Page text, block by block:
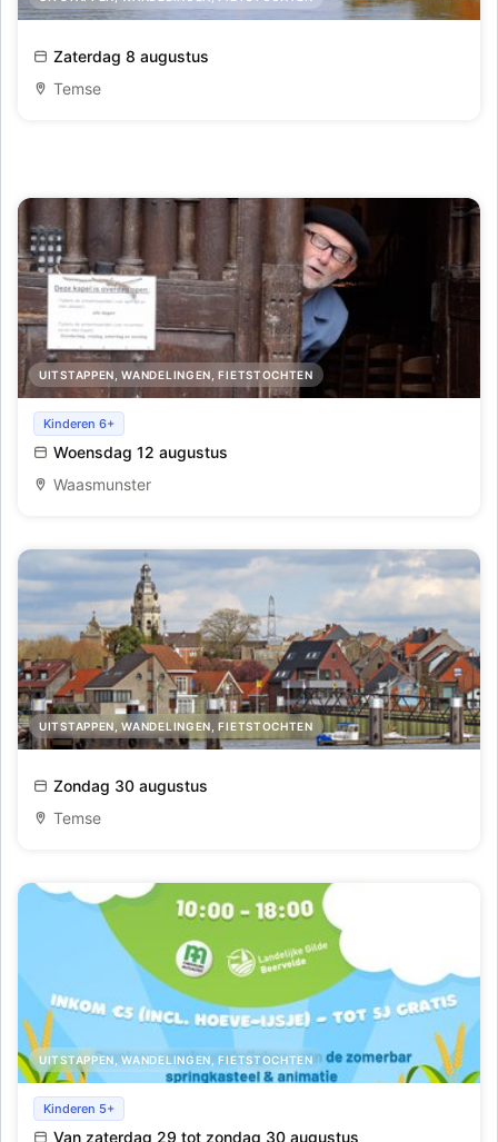
Dagtocht vanuit Temse, Sint-Amands en Dendermonde
naar Schellebelle en terug.
Zaterdag 8 augustus
Temse
UITSTAPPEN, WANDELINGEN, FIETSTOCHTEN
Macharius vertelt
Kinderen 6+
Woensdag 12 augustus
Waasmunster
UITSTAPPEN, WANDELINGEN, FIETSTOCHTEN
Schelderondvaart vanuit Temse naar Rupelmonde, Sint-
Amands en terug
Zondag 30 augustus
Temse
UITSTAPPEN, WANDELINGEN, FIETSTOCHTEN
Maïsdoolhof
Kinderen 5+
Van zaterdag 29 tot zondag 30 augustus